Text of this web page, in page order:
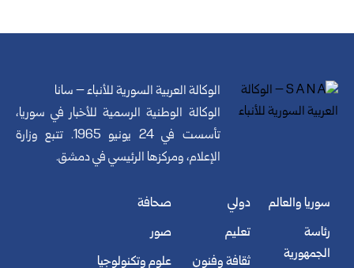
الوكالة العربية السورية للأنباء – سانا
الوكالة الوطنية الرسمية للأخبار في سوريا،
تأسست في 24 يونيو 1965. تتبع وزارة
الإعلام، ومركزها الرئيسي في دمشق.
سوريا والعالم
رئاسة
الجمهورية
دولي
تعليم
ثقافة وفنون
صحافة
صور
علوم وتكنولوجيا